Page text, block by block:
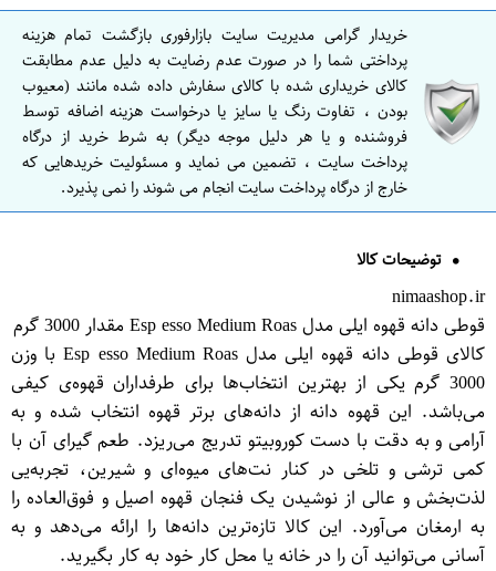
خریدار گرامی مدیریت سایت بازارفوری بازگشت تمام هزینه
پرداختی شما را در صورت عدم رضایت به دلیل عدم مطابقت
کالای خریداری شده با کالای سفارش داده شده مانند (معیوب
بودن ، تفاوت رنگ یا سایز یا درخواست هزینه اضافه توسط
فروشنده و یا هر دلیل موجه دیگر) به شرط خرید از درگاه
پرداخت سایت ، تضمین می نماید و مسئولیت خریدهایی که
خارج از درگاه پرداخت سایت انجام می شوند را نمی پذیرد.
توضیحات کالا
nimaashop.ir
قوطی دانه قهوه ایلی مدل Esp esso Medium Roas مقدار 3000 گرم
کالای قوطی دانه قهوه ایلی مدل Esp esso Medium Roas با وزن
3000 گرم یکی از بهترین انتخاب‌ها برای طرفداران قهوه‌ی کیفی
می‌باشد. این قهوه دانه از دانه‌های برتر قهوه انتخاب شده و به
آرامی و به دقت با دست کوروبیتو تدریج می‌ریزد. طعم گیرای آن با
کمی ترشی و تلخی در کنار نت‌های میوه‌ای و شیرین، تجربه‌یی
لذت‌بخش و عالی از نوشیدن یک فنجان قهوه اصیل و فوق‌العاده را
به ارمغان می‌آورد. این کالا تازه‌ترین دانه‌ها را ارائه می‌دهد و به
آسانی می‌توانید آن را در خانه یا محل کار خود به کار بگیرید.